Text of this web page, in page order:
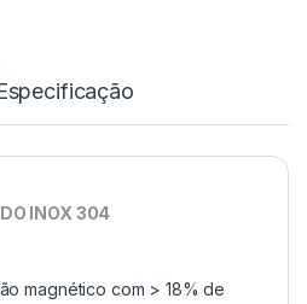
INOX 304
magnético com > 18% de